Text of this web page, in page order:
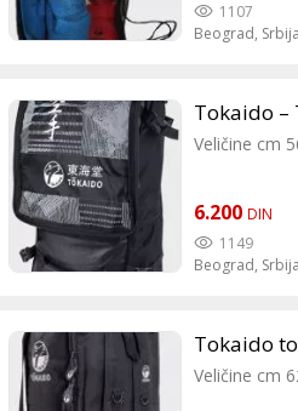
1107
Beograd, Srbija
Tokaido –
Veličine cm
6.200 DIN
1149
Beograd, Srbija
Tokaido
Veličine cm